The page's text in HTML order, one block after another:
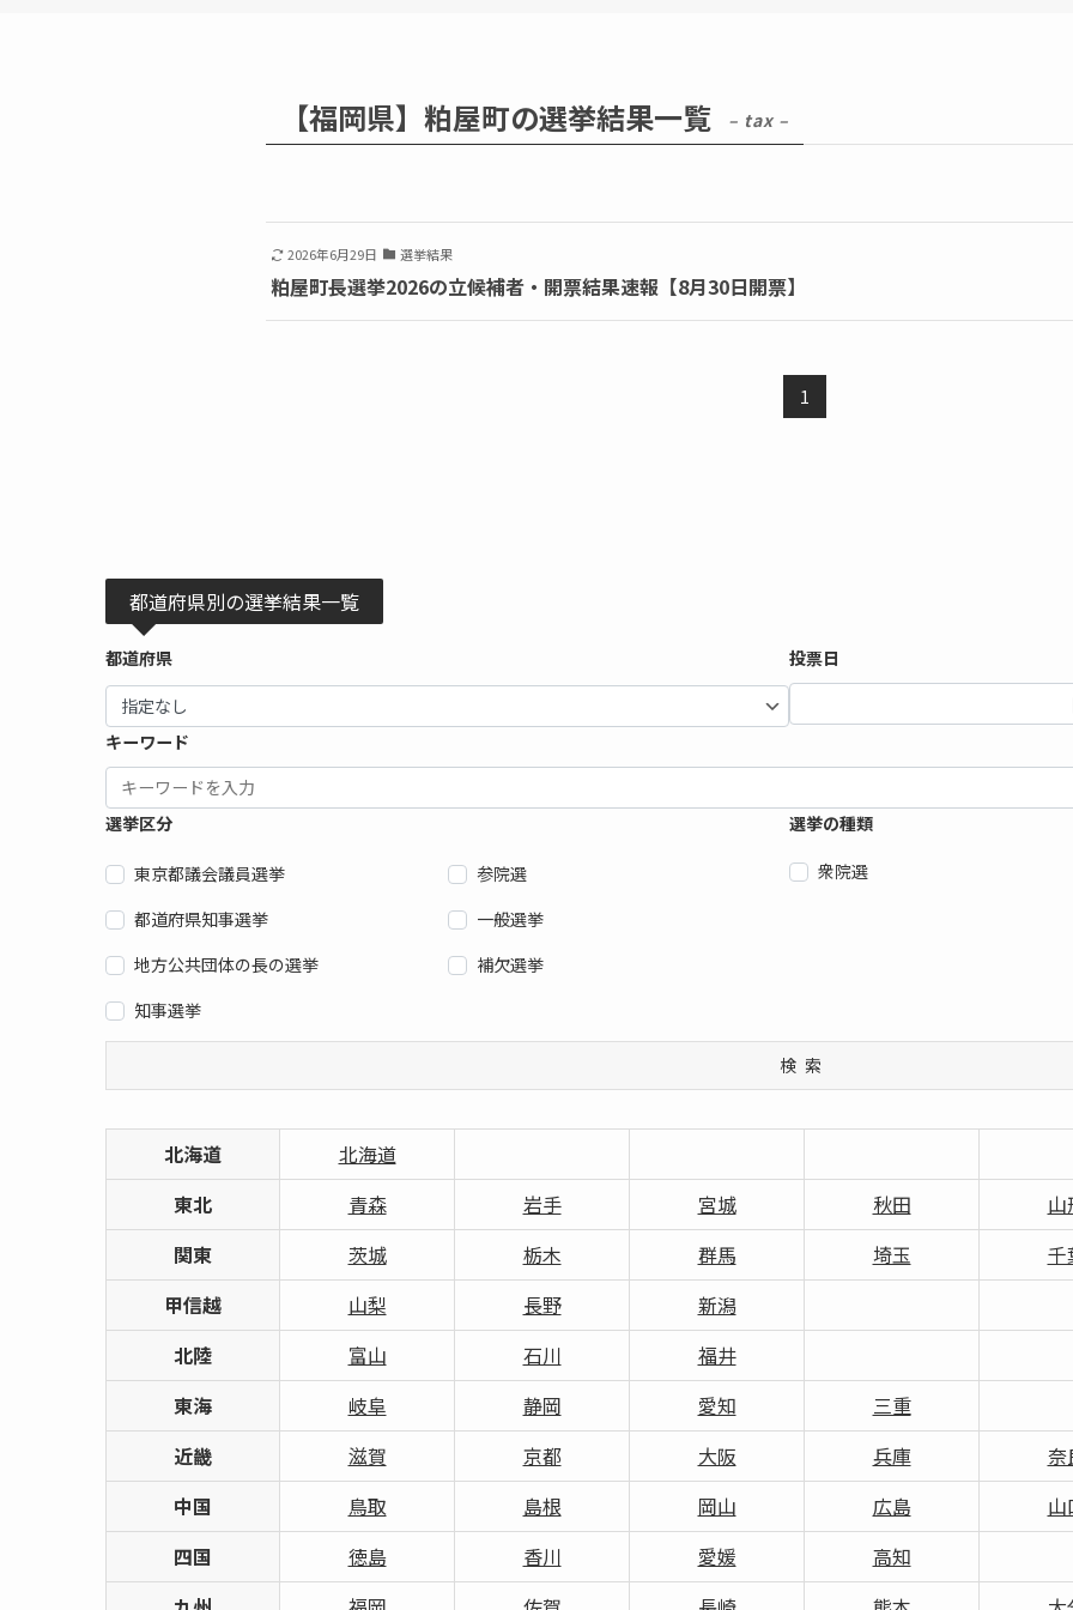
【福岡県】粕屋町の選挙結果一覧 – tax –
2026年6月29日 選挙結果
粕屋町長選挙2026の立候補者・開票結果速報【8月30日開票】
1
都道府県別の選挙結果一覧
都道府県 投票日
キーワード
選挙区分
東京都議会議員選挙
参院選
都道府県知事選挙
一般選挙
地方公共団体の長の選挙
補欠選挙
知事選挙
選挙の種類
衆院選
検索
北海道
北海道
東北
青森 岩手 宮城 秋田 山
関東
茨城 栃木 群馬 埼玉 千
甲信越
山梨 長野
新潟
北陸
富山 石川
福井
東海
岐阜 静岡 愛知
三重
近畿
滋賀 京都 大阪 兵庫 奈
中国
鳥取 島根 岡山 広島
山
四国
徳島 香川 愛媛
高知